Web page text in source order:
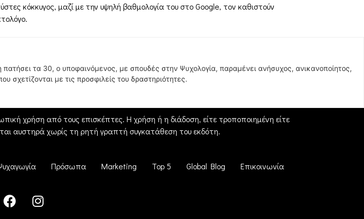
κόκκυγος, μαζί με την υψηλή βαθμολογία του στο Google, τον καθιστούν
τα 30, ο υποφαινόμενος, με σπουδές στην Ψυχολογία, παραμένει ανήσυχος, ανικανοποίητος,
με τις προσφιλείς του δραστηριότητες.
χρήση από τους επισκέπτες. Η χρήση ή η διάδοση, είτε τροποποιημένη είτε
αυστηρά χωρίς τη ρητή γραπτή συγκατάθεση του εκδότη.
Πρόσωπα Marketing Top 5 Global Blog Επικοινωνία